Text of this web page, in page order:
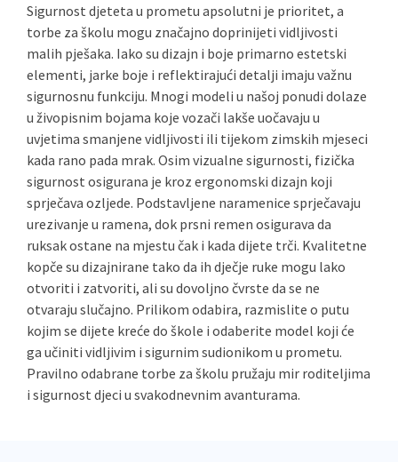
Sigurnost djeteta u prometu apsolutni je prioritet, a
torbe za školu mogu značajno doprinijeti vidljivosti
malih pješaka. Iako su dizajn i boje primarno estetski
elementi, jarke boje i reflektirajući detalji imaju važnu
sigurnosnu funkciju. Mnogi modeli u našoj ponudi dolaze
u živopisnim bojama koje vozači lakše uočavaju u
uvjetima smanjene vidljivosti ili tijekom zimskih mjeseci
kada rano pada mrak. Osim vizualne sigurnosti, fizička
sigurnost osigurana je kroz ergonomski dizajn koji
sprječava ozljede. Podstavljene naramenice sprječavaju
urezivanje u ramena, dok prsni remen osigurava da
ruksak ostane na mjestu čak i kada dijete trči. Kvalitetne
kopče su dizajnirane tako da ih dječje ruke mogu lako
otvoriti i zatvoriti, ali su dovoljno čvrste da se ne
otvaraju slučajno. Prilikom odabira, razmislite o putu
kojim se dijete kreće do škole i odaberite model koji će
ga učiniti vidljivim i sigurnim sudionikom u prometu.
Pravilno odabrane torbe za školu pružaju mir roditeljima
i sigurnost djeci u svakodnevnim avanturama.